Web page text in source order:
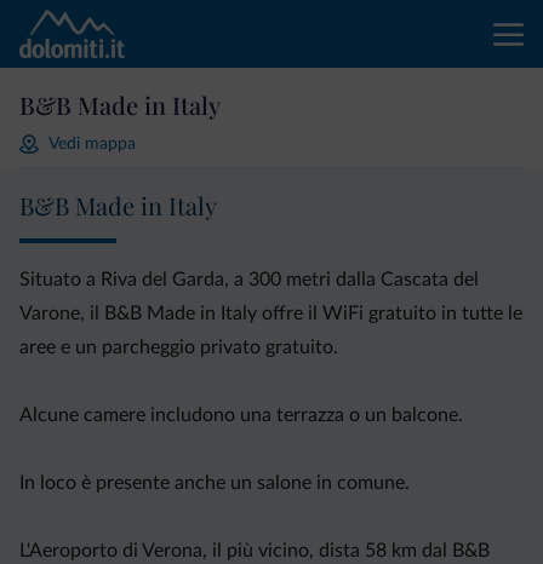
B&B Made in Italy
Vedi mappa
B&B Made in Italy
Situato a Riva del Garda, a 300 metri dalla Cascata del
Varone, il B&B Made in Italy offre il WiFi gratuito in tutte le
aree e un parcheggio privato gratuito.
Alcune camere includono una terrazza o un balcone.
In loco è presente anche un salone in comune.
L'Aeroporto di Verona, il più vicino, dista 58 km dal B&B